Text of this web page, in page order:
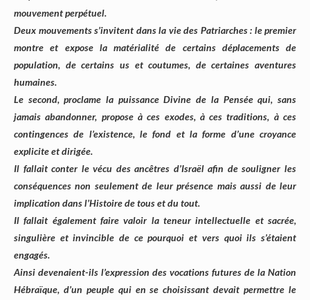
mouvement perpétuel.
Deux mouvements s’invitent dans la vie des Patriarches : le premier
montre et expose la matérialité de certains déplacements de
population, de certains us et coutumes, de certaines aventures
humaines.
Le second, proclame la puissance Divine de la Pensée qui, sans
jamais abandonner, propose à ces exodes, à ces traditions, à ces
contingences de l’existence, le fond et la forme d’une croyance
explicite et dirigée.
Il fallait conter le vécu des ancêtres d’Israël afin de souligner les
conséquences non seulement de leur présence mais aussi de leur
implication dans l’Histoire de tous et du tout.
Il fallait également faire valoir la teneur intellectuelle et sacrée,
singulière et invincible de ce pourquoi et vers quoi ils s’étaient
engagés.
Ainsi devenaient-ils l’expression des vocations futures de la Nation
Hébraïque, d’un peuple qui en se choisissant devait permettre le